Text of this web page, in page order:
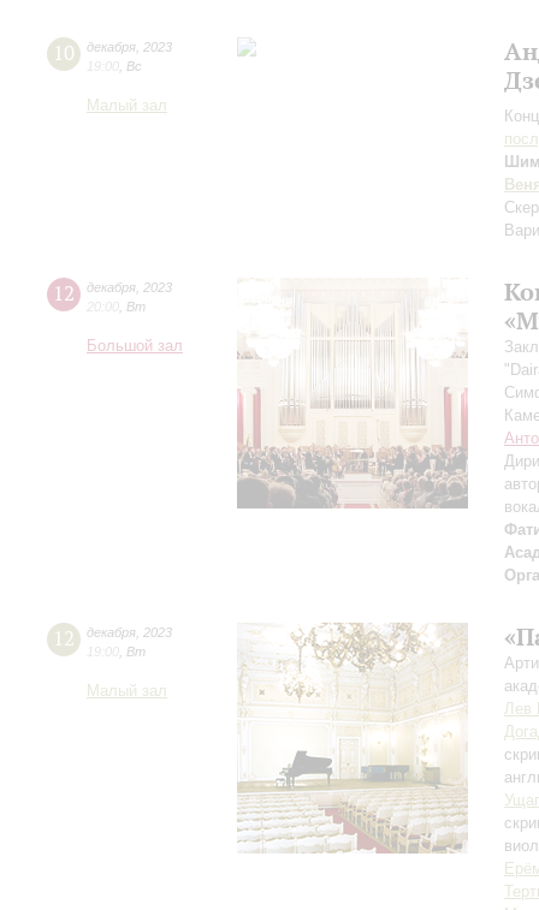
10 декабря 2023
19:00 Вс
Малый зал
12 декабря 2023
20:00 Вт
Большой зал
12 декабря 2023
19:00 Вт
Малый зал
Лев